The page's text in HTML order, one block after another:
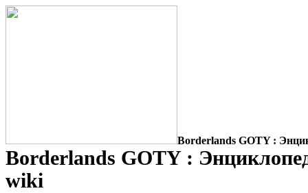
Borderlands GOTY :
Borderlands GOTY :
wiki